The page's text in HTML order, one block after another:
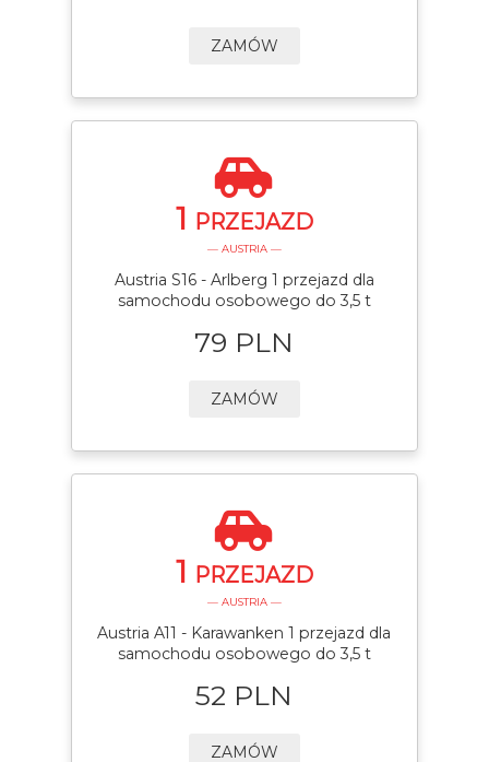
ZAMÓW
1 PRZEJAZD
— AUSTRIA —
Austria S16 - Arlberg 1 przejazd dla
samochodu osobowego do 3,5 t
79 PLN
ZAMÓW
1 PRZEJAZD
— AUSTRIA —
Austria A11 - Karawanken 1 przejazd dla
samochodu osobowego do 3,5 t
52 PLN
ZAMÓW